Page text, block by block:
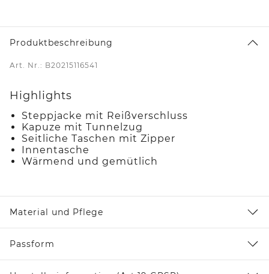
Produktbeschreibung
Art. Nr.: B20215116541
Highlights
Steppjacke mit Reißverschluss
Kapuze mit Tunnelzug
Seitliche Taschen mit Zipper
Innentasche
Wärmend und gemütlich
Material und Pflege
Passform